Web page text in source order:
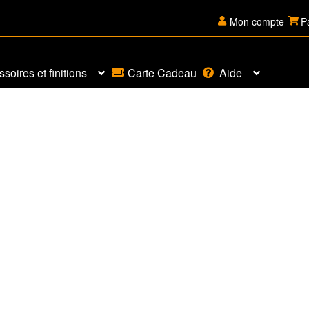
Mon compte
et finitions Carte Cadeau Aide